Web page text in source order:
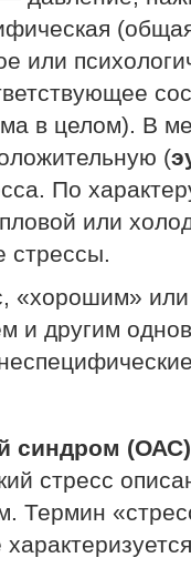
или
в целом). В
(
По
или
стрессы.
«хорошим»
и другим
синдром (ОАС)
стресс
Термин